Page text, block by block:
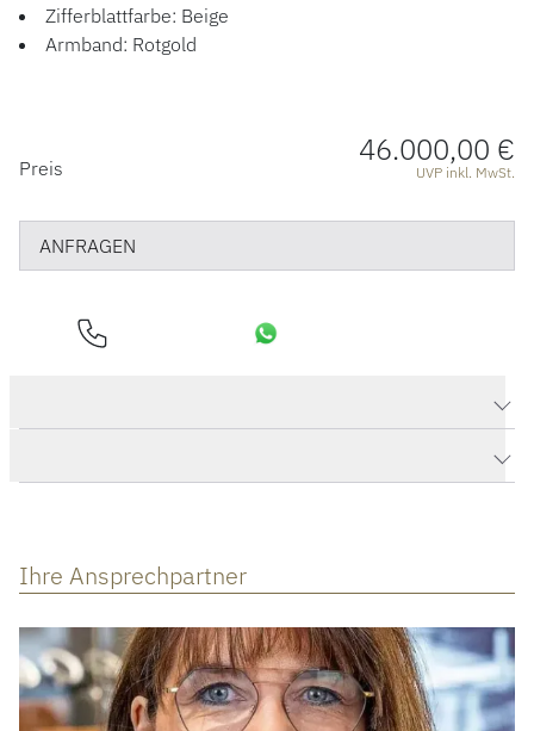
Zifferblattfarbe: Beige
Armband: Rotgold
PREISINFORMATIONEN
Preis 46.000,00 €
UVP inkl. MwSt.
ANFRAGEN
Ihre Ansprechpartner